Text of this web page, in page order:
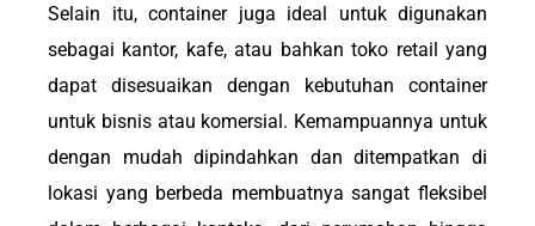
Selain itu, container juga ideal untuk digunakan
sebagai kantor, kafe, atau bahkan toko retail yang
dapat disesuaikan dengan kebutuhan container
untuk bisnis atau komersial. Kemampuannya untuk
dengan mudah dipindahkan dan ditempatkan di
lokasi yang berbeda membuatnya sangat fleksibel